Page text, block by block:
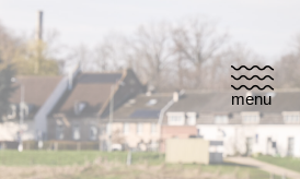
menu